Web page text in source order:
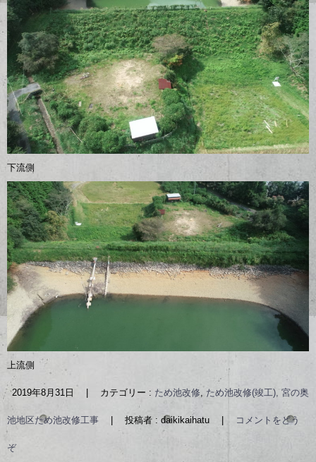
下流側
上流側
2019年8月31日 カテゴリー : ため池改修, ため池改修(竣工), 宮の奥
池地区ため池改修工事 投稿者 : daikikaihatu コメントをどう
ぞ